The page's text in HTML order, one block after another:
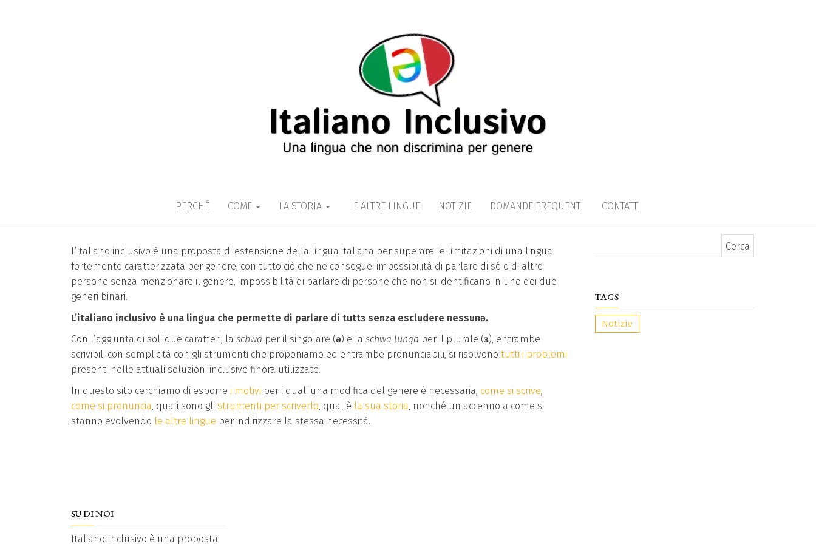
PERCHÉ COME LA STORIA LE ALTRE LINGUE NOTIZIE DOMANDE FREQUENTI CONTATTI
L’italiano inclusivo è una proposta di estensione della lingua italiana per superare le limitazioni di una lingua
fortemente caratterizzata per genere, con tutto ciò che ne consegue: impossibilità di parlare di sé o di altre
persone senza menzionare il genere, impossibilità di parlare di persone che non si identificano in uno dei due
generi binari.
L’italiano inclusivo è una lingua che permette di parlare di tuttɜ senza escludere nessunǝ.
Con l’aggiunta di soli due caratteri, la schwa per il singolare (ǝ) e la schwa lunga per il plurale (ɜ), entrambe
scrivibili con semplicità con gli strumenti che proponiamo ed entrambe pronunciabili, si risolvono tutti i problemi
presenti nelle attuali soluzioni inclusive finora utilizzate.
In questo sito cerchiamo di esporre i motivi per i quali una modifica del genere è necessaria, come si scrive,
come si pronuncia, quali sono gli strumenti per scriverlo, qual è la sua storia, nonché un accenno a come si
stanno evolvendo le altre lingue per indirizzare la stessa necessità.
TAGS
Notizie
SU DI NOI
Italiano Inclusivo è una proposta